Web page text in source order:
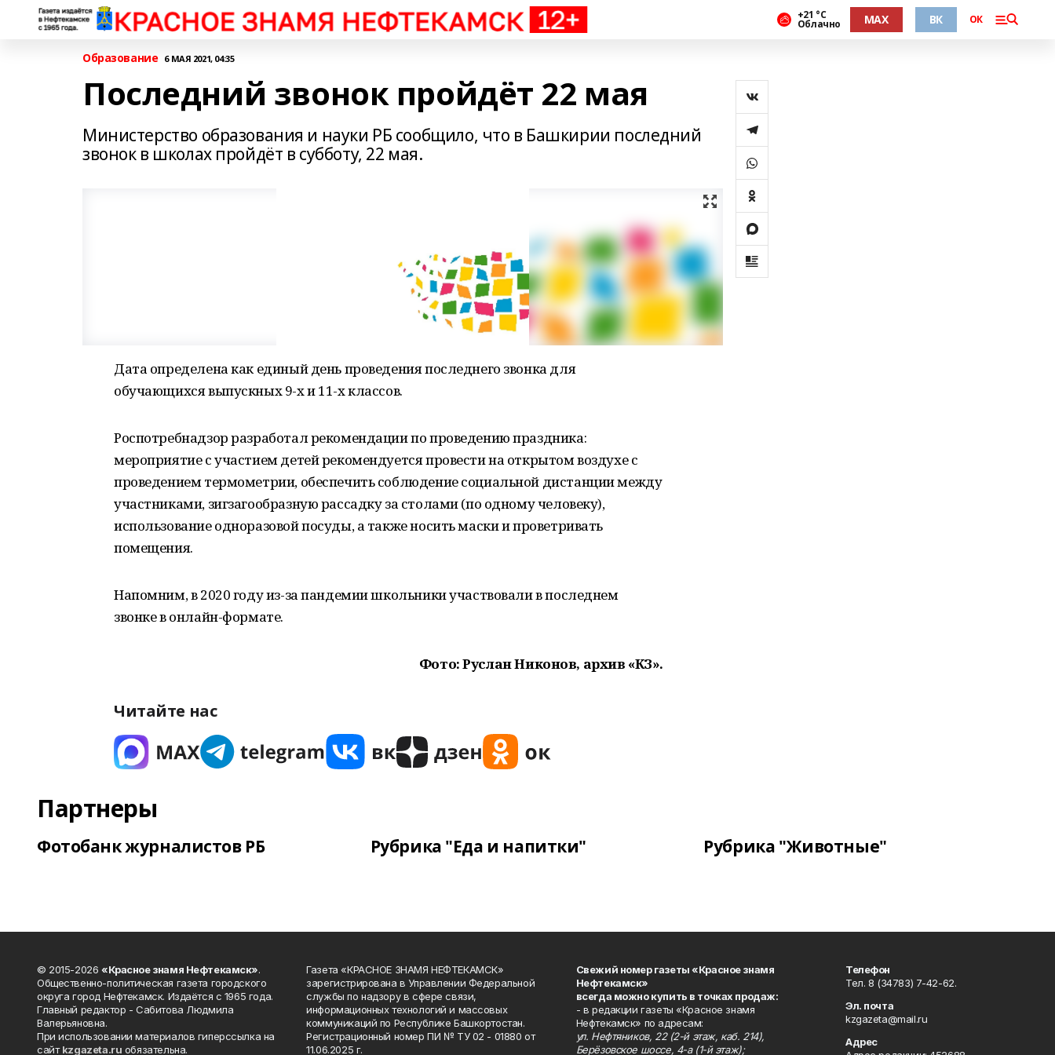
+21 °С
Облачно MAX ВК ОК
Образование 6 МАЯ 2021, 04:35
Последний звонок пройдёт 22 мая
Министерство образования и науки РБ сообщило, что в Башкирии последний
звонок в школах пройдёт в субботу, 22 мая.
Дата определена как единый день проведения последнего звонка для
обучающихся выпускных 9-х и 11-х классов.
Роспотребнадзор разработал рекомендации по проведению праздника:
мероприятие с участием детей рекомендуется провести на открытом воздухе с
проведением термометрии, обеспечить соблюдение социальной дистанции между
участниками, зигзагообразную рассадку за столами (по одному человеку),
использование одноразовой посуды, а также носить маски и проветривать
помещения.
Напомним, в 2020 году из-за пандемии школьники участвовали в последнем
звонке в онлайн-формате.
Фото: Руслан Никонов, архив «КЗ».
Читайте нас
Партнеры
Фотобанк журналистов РБ Рубрика "Еда и напитки" Рубрика "Животные"
© 2015-2026 «Красное знамя Нефтекамск».
Общественно-политическая газета городского
округа город Нефтекамск. Издаётся с 1965 года.
Главный редактор - Сабитова Людмила
Валерьяновна.
При использовании материалов гиперссылка на
сайтkzgazeta.ru обязательна.
Газета «КРАСНОЕ ЗНАМЯ НЕФТЕКАМСК»
зарегистрирована в Управлении Федеральной
службы по надзору в сфере связи,
информационных технологий и массовых
коммуникаций по Республике Башкортостан.
Регистрационный номер ПИ № ТУ 02 - 01880 от
11.06.2025 г.
Свежий номер газеты «Красное знамя
Нефтекамск»
всегда можно купить в точках продаж:
- в редакции газеты «Красное знамя
Нефтекамск» по адресам:
ул. Нефтяников, 22 (2-й этаж, каб. 214),
Берёзовское шоссе, 4-а (1-й этаж);
Телефон
Тел. 8 (34783) 7-42-62.
Эл. почта
kzgazeta@mail.ru
Адрес